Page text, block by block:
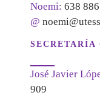
Noemi: 638
@
SECRETARÍA
José Javier
909